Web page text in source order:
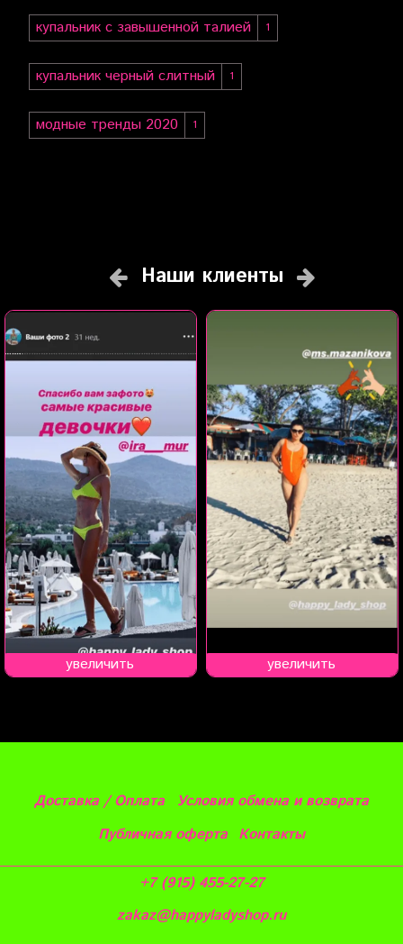
купальник с завышенной талией 1
купальник черный слитный 1
модные тренды 2020 1
Наши клиенты
увеличить увеличить
Доставка / Оплата
Условия обмена и возврата
Публичная оферта Контакты
+7 (915) 455-27-27
zakaz@happyladyshop.ru